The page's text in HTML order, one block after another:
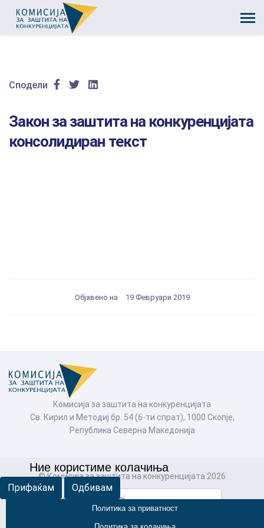
Сподели
Закон за заштита на конкуренцијата
консолидиран текст
Објавено на 19 Февруари 2019
Комисија за заштита на конкуренцијата
Св. Кирил и Методиј бр. 54 (6-ти спрат), 1000 Скопје,
Република Северна Македонија
© Комисија за заштита на конкуренцијата 2026
Пребарај
Ние користиме колачиња
Прифаќам Одбивам
Политика за приватност